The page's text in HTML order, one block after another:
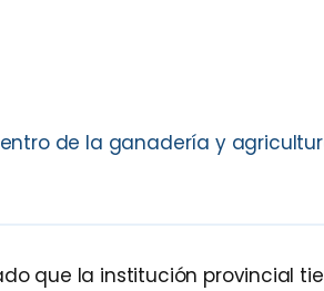
de la ganadería y
que la institución provincial